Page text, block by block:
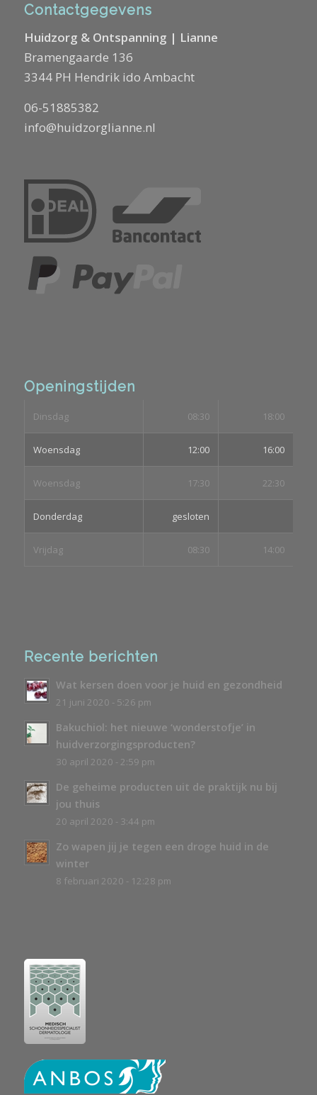
Contactgegevens
Huidzorg & Ontspanning | Lianne
Bramengaarde 136
3344 PH Hendrik ido Ambacht
06-51885382
info@huidzorglianne.nl
Openingstijden
Dinsdag 08:30 18:00
Woensdag 12:00 16:00
Woensdag 17:30 22:30
Donderdag gesloten
Vrijdag 08:30 14:00
Recente berichten
Wat kersen doen voor je huid en gezondheid
21 juni 2020 - 5:26 pm
Bakuchiol: het nieuwe ‘wonderstofje’ in
huidverzorgingsproducten?
30 april 2020 - 2:59 pm
De geheime producten uit de praktijk nu bij
jou thuis
20 april 2020 - 3:44 pm
Zo wapen jij je tegen een droge huid in de
winter
8 februari 2020 - 12:28 pm